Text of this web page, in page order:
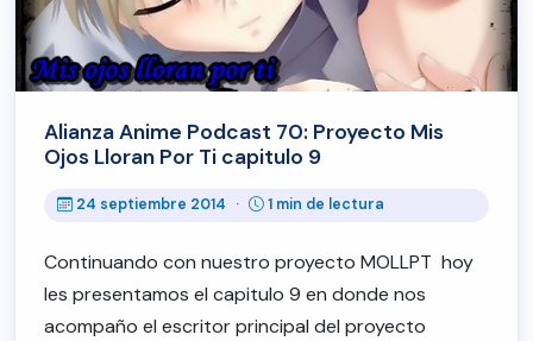
Alianza Anime Podcast 70: Proyecto Mis
Ojos Lloran Por Ti capitulo 9
24 septiembre 2014 · 1 min de lectura
Continuando con nuestro proyecto MOLLPT hoy
les presentamos el capitulo 9 en donde nos
acompaño el escritor principal del proyecto